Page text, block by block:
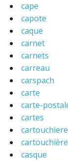
cape
capote
caque
carnet
carnets
carreau
carspach
carte
carte-
cartes
cartouchiere
casque